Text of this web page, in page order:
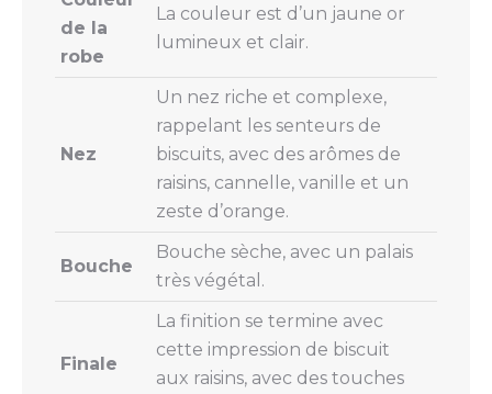
de la
robe
La couleur est d’un jaune or
lumineux et clair.
Nez
Un nez riche et complexe,
rappelant les senteurs de
biscuits, avec des arômes de
raisins, cannelle, vanille et un
zeste d’orange.
Bouche
Bouche sèche, avec un palais
très végétal.
Finale
La finition se termine avec
cette impression de biscuit
aux raisins, avec des touches